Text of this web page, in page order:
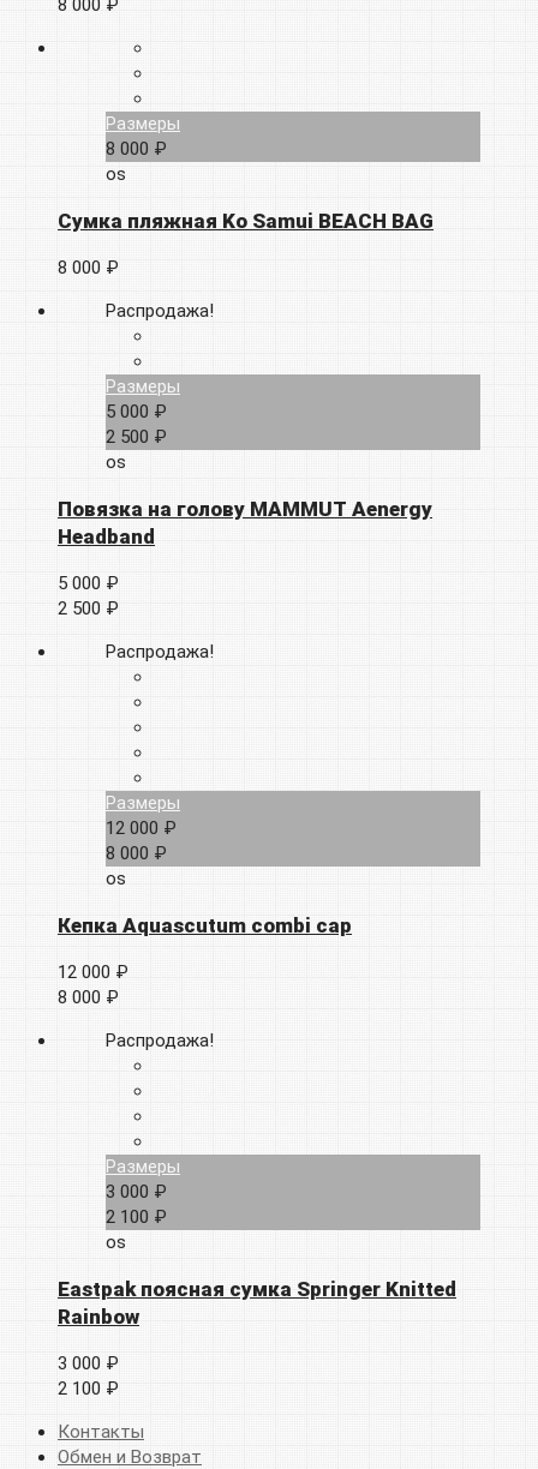
8 000 ₽
Размеры
8 000 ₽
os
Сумка пляжная Ko Samui BEACH BAG
8 000 ₽
Распродажа!
Размеры
5 000 ₽
2 500 ₽
os
Повязка на голову MAMMUT Aenergy
Headband
5 000 ₽
2 500 ₽
Распродажа!
Размеры
12 000 ₽
8 000 ₽
os
Кепка Aquascutum combi cap
12 000 ₽
8 000 ₽
Распродажа!
Размеры
3 000 ₽
2 100 ₽
os
Eastpak поясная сумка Springer Knitted
Rainbow
3 000 ₽
2 100 ₽
Контакты
Обмен и Возврат